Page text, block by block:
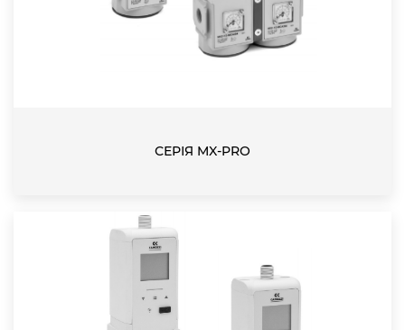
СЕРІЯ MX-PRO